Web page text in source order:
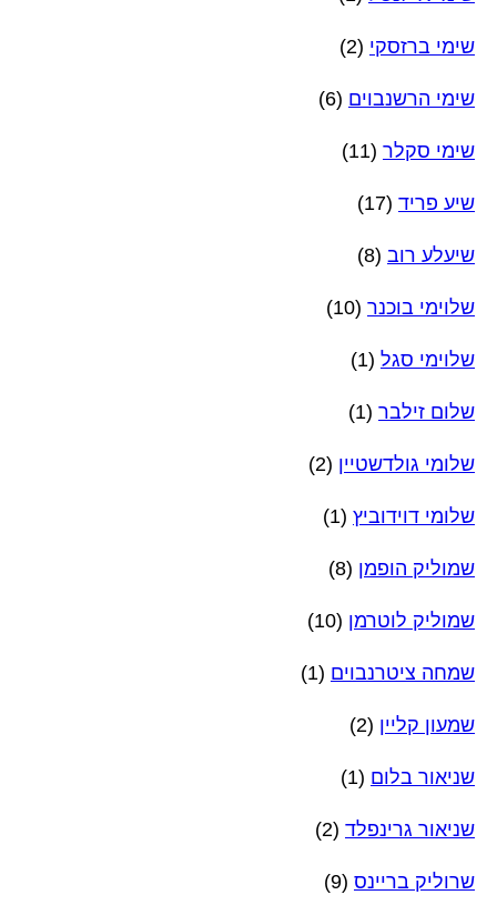
שימי ברזסקי (2)
שימי הרשנבוים (6)
שימי סקלר (11)
שיע פריד (17)
שיעלע רוב (8)
שלוימי בוכנר (10)
שלוימי סגל (1)
שלום זילבר (1)
שלומי גולדשטיין (2)
שלומי דוידוביץ (1)
שמוליק הופמן (8)
שמוליק לוטרמן (10)
שמחה ציטרנבוים (1)
שמעון קליין (2)
שניאור בלום (1)
שניאור גרינפלד (2)
שרוליק בריינס (9)